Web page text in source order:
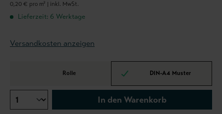
0,20 € pro m² | inkl. MwSt.
Lieferzeit: 6 Werktage
Versandkosten anzeigen
Rolle DIN-A4 Muster
In den Warenkorb